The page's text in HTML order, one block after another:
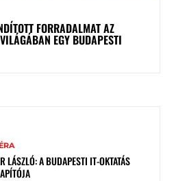
FORRADALMAT AZ
EGY BUDAPESTI
LÁSZLÓ: A BUDAPESTI IT-OKTATÁS